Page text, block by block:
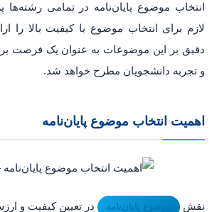
انتخاب موضوع پایان‌نامه در تمامی رشته‌ها
لازم برای انتخاب موضوع با کیفیت بالا را
دقیق بر این موضوعات به عنوان یک فرصت
و تجربه دانشجویان مطرح خواهد شد.
اهمیت انتخاب موضوع پایان‌نامه
نقش موضوع پایان‌نامه در تعیین کیفیت و